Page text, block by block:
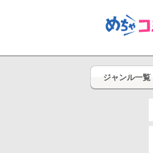
ジャンル一覧